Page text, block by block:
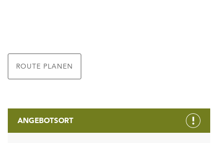
ROUTE PLANEN
ANGEBOTSORT